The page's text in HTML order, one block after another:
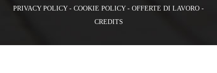
PRIVACY POLICY- COOKIE POLICY- OFFERTE DI LAVORO -
CREDITS